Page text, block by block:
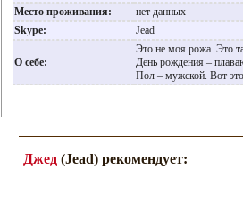
Место проживания:
нет данных
Skype:
Jead
О себе:
Это не моя рожа. Это
День рождения –
Пол – мужской. Вот
Джед (Jead) рекомендует: